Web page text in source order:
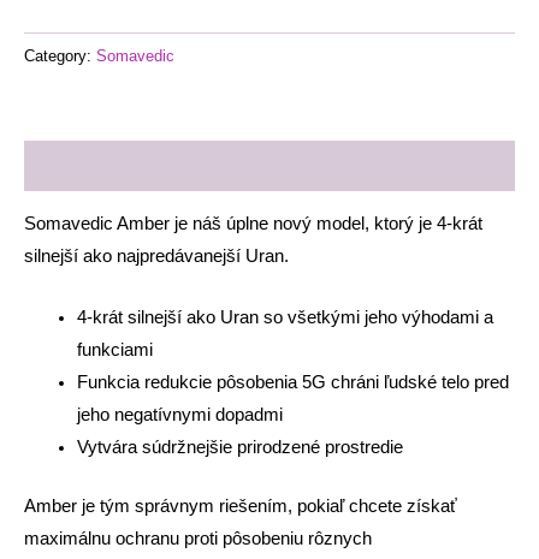
Category: Somavedic
Somavedic Amber je náš úplne nový model, ktorý je 4-krát
silnejší ako najpredávanejší Uran.
4-krát silnejší ako Uran so všetkými jeho výhodami a
funkciami
Funkcia redukcie pôsobenia 5G chráni ľudské telo pred
jeho negatívnymi dopadmi
Vytvára súdržnejšie prirodzené prostredie
Amber je tým správnym riešením, pokiaľ chcete získať
maximálnu ochranu proti pôsobeniu rôznych